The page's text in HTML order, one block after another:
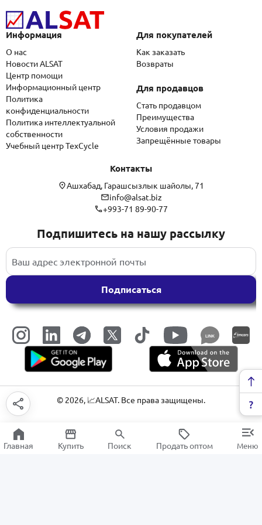
Информация
О нас
Новости ALSAT
Центр помощи
Информационный центр
Политика
конфиденциальности
Политика интеллектуальной
собственности
Учебный центр TexCycle
Для покупателей
Как заказать
Возвраты
Для продавцов
Стать продавцом
Преимущества
Условия продажи
Запрещённые товары
Контакты
Ашхабад, Гарашсызлык шайолы, 71
info@alsat.biz
+993-71 89-90-77
Подпишитесь на нашу рассылку
Подписаться
LINK
© 2026, 📈ALSAT. Все права защищены.
Главная Купить Поиск Продать оптом Меню